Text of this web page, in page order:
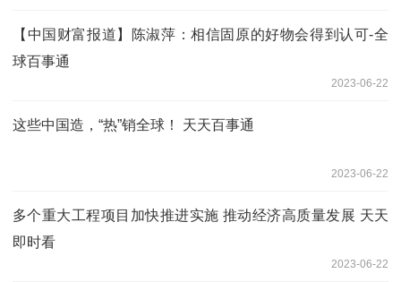
【中国财富报道】陈淑萍：相信固原的好物会得到认可-全
球百事通
2023-06-22
这些中国造，“热”销全球！ 天天百事通
2023-06-22
多个重大工程项目加快推进实施 推动经济高质量发展 天天
即时看
2023-06-22